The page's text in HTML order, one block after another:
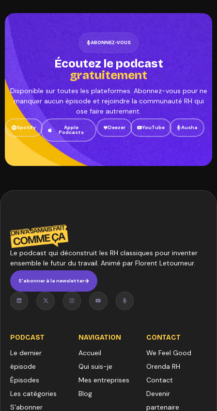
ABONNEZ-VOUS
Écoutez le podcast
gratuitement
Disponible sur toutes les plateformes. Abonnez-vous pour ne
manquer aucun épisode et rejoindre la communauté RH qui
ose faire autrement.
Spotify Apple
Podcasts
Deezer YouTube Ausha
Le podcast qui déconstruit les RH classiques pour inventer
ensemble le futur du travail. Animé par Florent Letourneur.
S'abonner à la newsletter
PODCAST
Le dernier
épisode
Épisodes
Les catégories
S’abonner
NAVIGATION
Accueil
Qui suis-je
Mes entreprises
Blog
CONTACT
We Feel Good
Orenda RH
Contact
Devenir
partenaire